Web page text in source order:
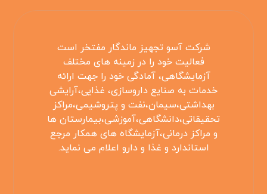
شرکت آسو تجهیز ماندگار مفتخر است
فعالیت خود را در زمینه های مختلف
آزمایشگاهی، آمادگی خود را جهت ارائه
خدمات به صنایع داروسازی، غذایی،آرایشی
بهداشتی،سیمان،نفت و پتروشیمی،مراکز
تحقیقاتی،دانشگاهی،آموزشی،بیمارستان ها
و مراکز درمانی،آزمایشگاه های همکار مرجع
استاندارد و غذا و دارو اعلام می نماید.